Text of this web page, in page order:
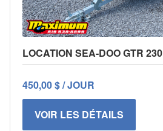
LOCATION SEA-DOO GTR 230
450,00 $ / JOUR
VOIR LES DÉTAILS